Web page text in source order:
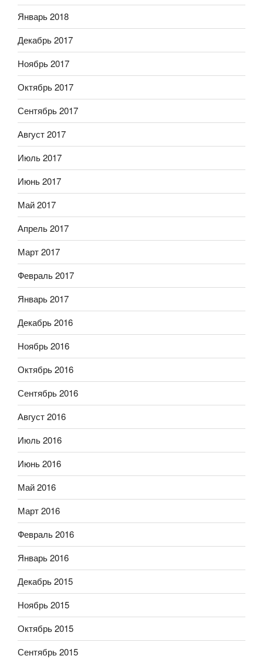
Январь 2018
Декабрь 2017
Ноябрь 2017
Октябрь 2017
Сентябрь 2017
Август 2017
Июль 2017
Июнь 2017
Май 2017
Апрель 2017
Март 2017
Февраль 2017
Январь 2017
Декабрь 2016
Ноябрь 2016
Октябрь 2016
Сентябрь 2016
Август 2016
Июль 2016
Июнь 2016
Май 2016
Март 2016
Февраль 2016
Январь 2016
Декабрь 2015
Ноябрь 2015
Октябрь 2015
Сентябрь 2015